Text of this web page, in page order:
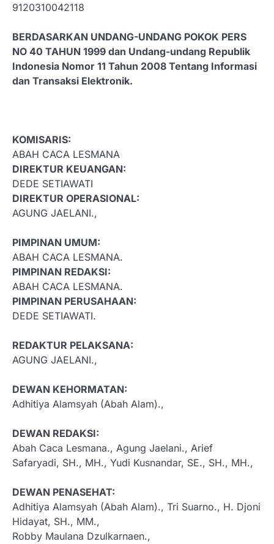
9120310042118
BERDASARKAN UNDANG-UNDANG POKOK PERS
NO 40 TAHUN 1999 dan Undang-undang Republik
Indonesia Nomor 11 Tahun 2008 Tentang Informasi
dan Transaksi Elektronik.
KOMISARIS:
ABAH CACA LESMANA
DIREKTUR KEUANGAN:
DEDE SETIAWATI
DIREKTUR OPERASIONAL:
AGUNG JAELANI.,
PIMPINAN UMUM:
ABAH CACA LESMANA.
PIMPINAN REDAKSI:
ABAH CACA LESMANA.
PIMPINAN PERUSAHAAN:
DEDE SETIAWATI.
REDAKTUR PELAKSANA:
AGUNG JAELANI.,
DEWAN KEHORMATAN:
Adhitiya Alamsyah (Abah Alam).,
DEWAN REDAKSI:
Abah Caca Lesmana., Agung Jaelani., Arief
Safaryadi, SH., MH., Yudi Kusnandar, SE., SH., MH.,
DEWAN PENASEHAT:
Adhitiya Alamsyah (Abah Alam)., Tri Suarno., H. Djoni
Hidayat, SH., MM.,
Robby Maulana Dzulkarnaen.,